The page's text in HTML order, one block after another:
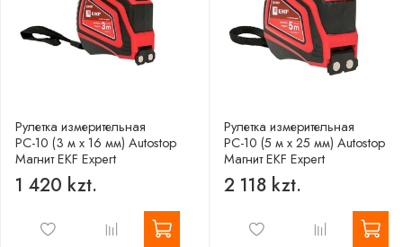
Рулетка измерительная
РС-10 (3 м х 16 мм) Autostop
Магнит EKF Expert
1 420 kzt.
Рулетка измерительная
РС-10 (5 м х 25 мм) Autostop
Магнит EKF Expert
2 118 kzt.